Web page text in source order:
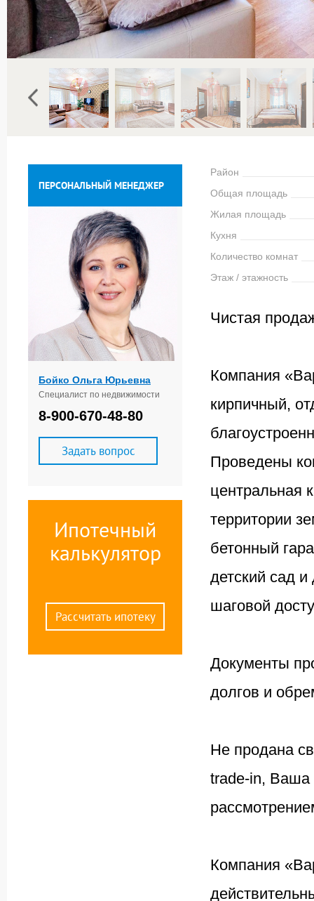
ПЕРСОНАЛЬНЫЙ МЕНЕДЖЕР
Бойко Ольга Юрьевна
Специалист по недвижимости
8-900-670-48-80
Задать вопрос
Ипотечный
калькулятор
Рассчитать ипотеку
Район
Общая площадь
Жилая площадь
Кухня
Количество комнат
Этаж / этажность
Чистая
Компания
кирпичный,
Проведены
центральная
территории
бетонный
детский сад
шаговой
Документы
долгов и
Не продана
trade-in, Ваша
Компания